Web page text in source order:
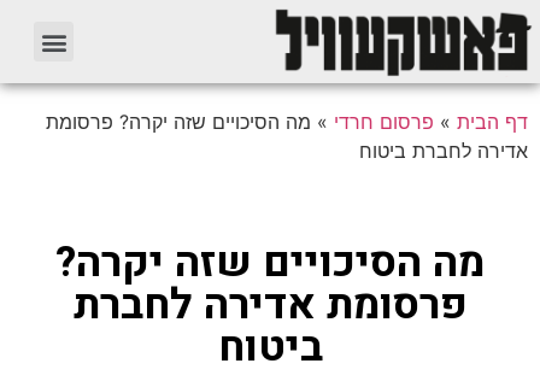
דף הבית » פרסום חרדי » מה הסיכויים שזה יקרה? פרסומת
אדירה לחברת ביטוח
מה הסיכויים שזה יקרה?
פרסומת אדירה לחברת
ביטוח